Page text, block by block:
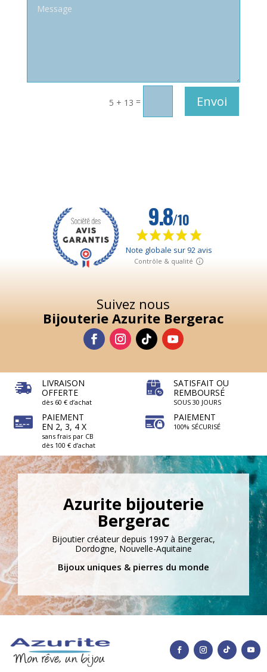
5 + 13 = Envoi
Suivez nous
Bijouterie Azurite Bergerac
LIVRAISON
OFFERTE
dès 60 € d’achat
PAIEMENT
EN 2, 3, 4 X
sans frais par CB
dès 100 € d’achat
SATISFAIT OU
REMBOURSÉ
SOUS 30 JOURS
PAIEMENT
100% SÉCURISÉ
Azurite bijouterie
Bergerac
Bijoutier créateur depuis 1997 à Bergerac,
Dordogne, Nouvelle-Aquitaine
Bijoux uniques & pierres du monde